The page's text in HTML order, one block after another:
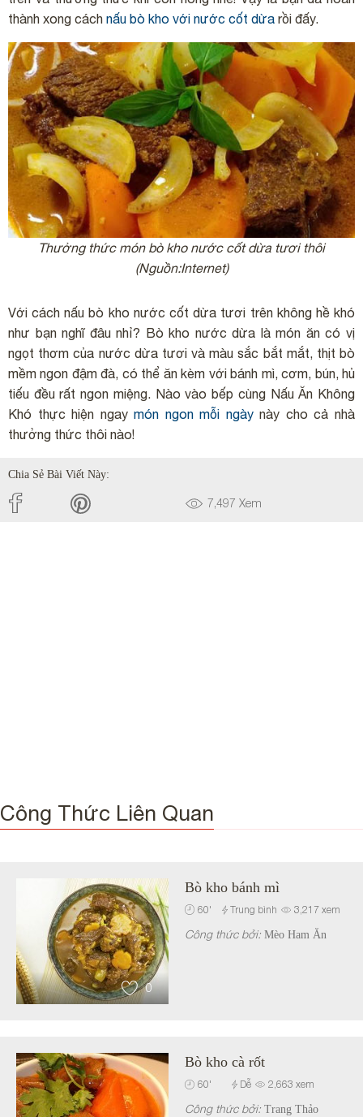
thành xong cách nấu bò kho với nước cốt dừa rồi đấy.
Thưởng thức món bò kho nước cốt dừa tươi thôi
(Nguồn:Internet)
Với cách nấu bò kho nước cốt dừa tươi trên không hề khó
như bạn nghĩ đâu nhỉ? Bò kho nước dừa là món ăn có vị
ngọt thơm của nước dừa tươi và màu sắc bắt mắt, thịt bò
mềm ngon đậm đà, có thể ăn kèm với bánh mì, cơm, bún, hủ
tiếu đều rất ngon miệng. Nào vào bếp cùng Nấu Ăn Không
Khó thực hiện ngaymón ngon mỗi ngàynày cho cả nhà
thưởng thức thôi nào!
Chia Sẻ Bài Viết Này:
7,497 Xem
Công Thức Liên Quan
0
Bò kho bánh mì
60' Trung bình 3,217xem
Công thức bởi:Mèo Ham Ăn
Bò kho cà rốt
60' Dễ 2,663 xem
Công thức bởi:Trang Thảo